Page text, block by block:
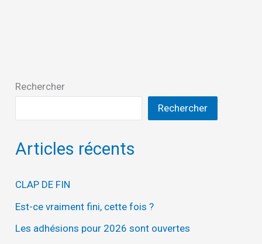
Rechercher
Rechercher
Articles récents
CLAP DE FIN
Est-ce vraiment fini, cette fois ?
Les adhésions pour 2026 sont ouvertes